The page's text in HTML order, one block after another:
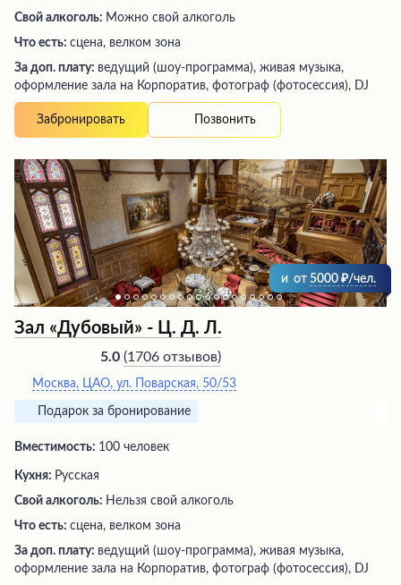
Свой алкоголь: Можно свой алкоголь
Что есть: сцена, велком зона
За доп. плату: ведущий (шоу-программа), живая музыка,
оформление зала на Корпоратив, фотограф (фотосессия), DJ
Забронировать Позвонить
и от 5000 /чел.
Зал «Дубовый» - Ц. Д. Л.
5.0 (1706 отзывов)
Москва, ЦАО, ул. Поварская, 50/53
Подарок за бронирование
Вместимость: 100 человек
Кухня: Русская
Свой алкоголь: Нельзя свой алкоголь
Что есть: сцена, велком зона
За доп. плату: ведущий (шоу-программа), живая музыка,
оформление зала на Корпоратив, фотограф (фотосессия), DJ